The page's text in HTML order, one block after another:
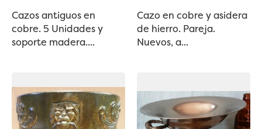
Cazos antiguos en
cobre. 5 Unidades y
soporte madera....
Cazo en cobre y asidera
de hierro. Pareja.
Nuevos, a...